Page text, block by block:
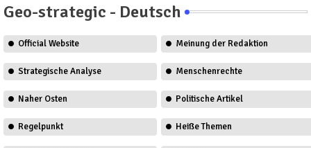
Geo-strategic - Deutsch
Official Website Meinung der Redaktion
Strategische Analyse Menschenrechte
Naher Osten Politische Artikel
Regelpunkt Heiße Themen